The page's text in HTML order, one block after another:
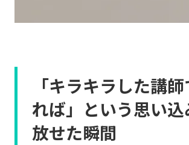
「キラキラした講
れば」という思い
放せた瞬間